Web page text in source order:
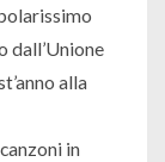
dall’Unione
alla
in